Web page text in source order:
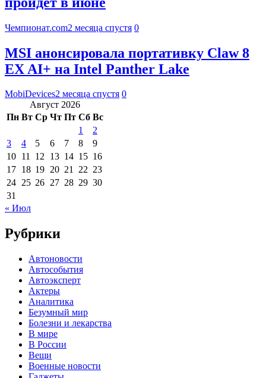
Чемпионат.com2 месяца спустя 0
MSI анонсировала портативку Claw 8
EX AI+ на Intel Panther Lake
MobiDevices2 месяца спустя 0
Август 2026
Пн Вт Ср Чт Пт Сб Вс
1
2
3
4 5 6 7 8
9
10 11 12 13 14 15 16
17 18 19 20 21 22 23
24 25 26 27 28 29 30
31
« Июл
Рубрики
Автоновости
Автособытия
Автоэксперт
Актеры
Аналитика
Безумный мир
Болезни и лекарства
В мире
В России
Вещи
Военные новости